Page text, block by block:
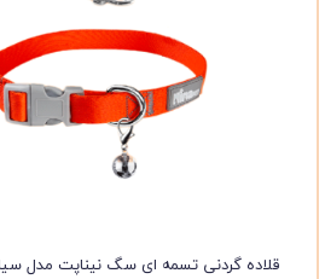
قلاده گردنی تسمه ای سگ نیناپت مدل